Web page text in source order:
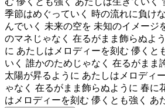
季節はめぐっていく 時の流れに負け
んでいく 未来の空を 未知のイメージ
のマネじゃなく 在るがまま飾らぬよ
に あたしはメロディーを刻む 儚くと
いく 誰かのためじゃなく 在るがまま
太陽が昇るように あたしはメロディ
ゃなく 在るがまま飾らぬように 春に
はメロディーを刻む 儚くとも強く あ